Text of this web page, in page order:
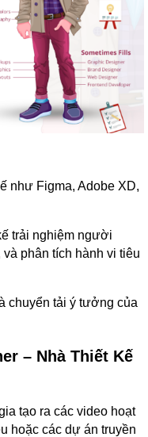
như Figma, Adobe XD,
trải nghiệm người
phân tích hành vi tiêu
chuyển tải ý tưởng của
– Nhà Thiết Kế
tạo ra các video hoạt
hoặc các dự án truyền